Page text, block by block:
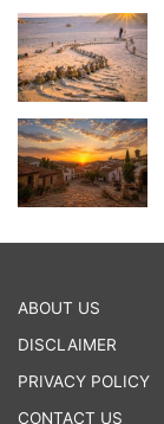
ABOUT US
DISCLAIMER
PRIVACY POLICY
CONTACT US